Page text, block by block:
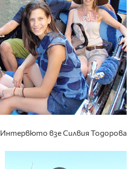
Интервюто взе Силвия Тодорова